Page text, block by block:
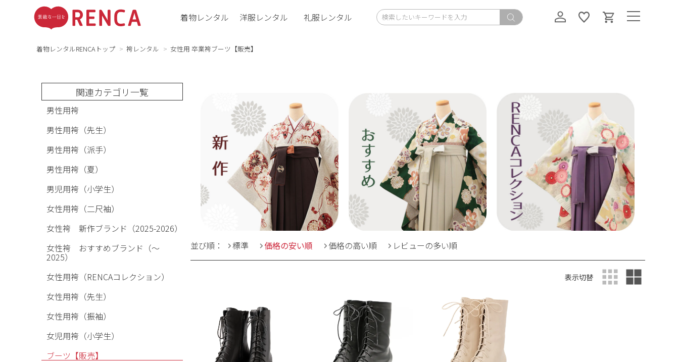
着物レンタル 洋服レンタル 礼服レンタル
着物レンタルRENCAトップ 袴レンタル 女性用 卒業袴ブーツ【販売】
関連カテゴリ一覧
男性用袴
男性用袴（先生）
男性用袴（派手）
男性用袴（夏）
男児用袴（小学生）
女性用袴（二尺袖）
女性袴 新作ブランド（2025-2026）
女性袴 おすすめブランド（〜
2025）
女性用袴（RENCAコレクション）
女性用袴（先生）
女性用袴（振袖）
女児用袴（小学生）
ブーツ【販売】
並び順： 標準 価格の安い順 価格の高い順 レビューの多い順
表示切替